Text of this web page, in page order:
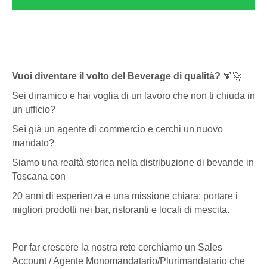
Vuoi diventare il volto del Beverage di qualità? 🍹🚀
Sei dinamico e hai voglia di un lavoro che non ti chiuda in
un ufficio?
Seì già un agente di commercio e cerchi un nuovo
mandato?
Siamo una realtà storica nella distribuzione di bevande in
Toscana con
20 anni di esperienza e una missione chiara: portare i
migliori prodotti nei bar, ristoranti e locali di mescita.
Per far crescere la nostra rete cerchiamo un Sales
Account / Agente Monomandatario/Plurimandatario che